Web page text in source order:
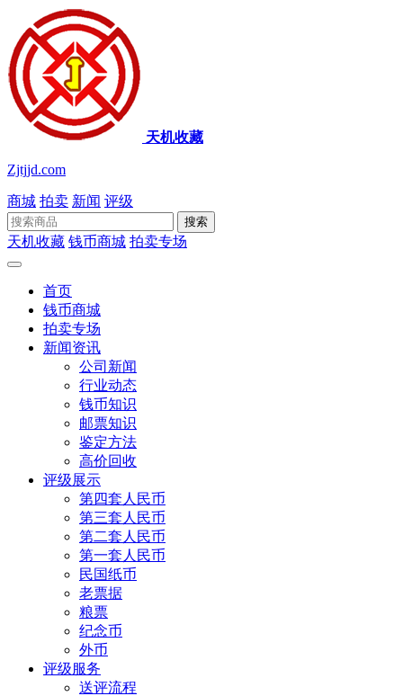
天机收藏
Zjtjjd.com
商城 拍卖 新闻 评级
搜索
天机收藏 钱币商城 拍卖专场
首页
钱币商城
拍卖专场
新闻资讯
公司新闻
行业动态
钱币知识
邮票知识
鉴定方法
高价回收
评级展示
第四套人民币
第三套人民币
第二套人民币
第一套人民币
民国纸币
老票据
粮票
纪念币
外币
评级服务
送评流程